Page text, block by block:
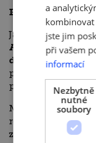
Přednášející:
Jan je
Advisorya
daně z přidané
poradců ČR.
problematiku
Mezi jeho
zařízení v ČR a
a
jste jim
při vašem
informací
Nezbytně
nutné
soubory